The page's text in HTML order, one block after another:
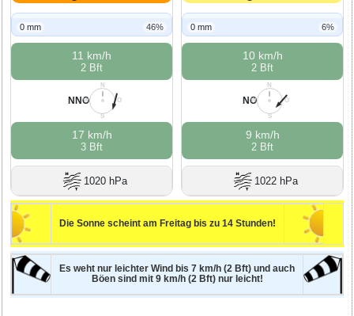
0 mm 46%
11 km/h
2 Bft
N
O
S
W
NNO
17 km/h
3 Bft
1020 hPa
0 mm 6%
10 km/h
2 Bft
N
O
S
W
NO
9 km/h
2 Bft
1022 hPa
Die Sonne scheint am Freitag bis zu 14 Stunden!
Es weht nur leichter Wind bis 7 km/h (2 Bft) und auch
Böen sind mit 9 km/h (2 Bft) nur leicht!